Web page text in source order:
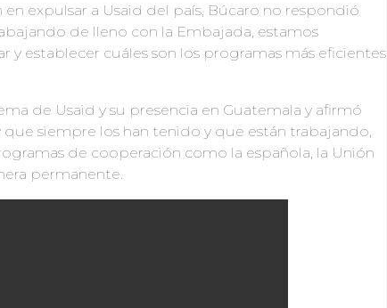
expulsar a Usaid del país, Búcaro no respondió
de lleno con la Embajada, estamos
y establecer cuáles son los programas más eficientes
de Usaid y su presencia en Guatemala y afirmó
siempre los han tenido y que están trabajando,
de cooperación como la española, la Unión
permanente.